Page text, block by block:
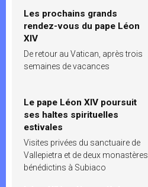
Les prochains grands
rendez-vous du pape Léon
XIV
De retour au Vatican, après trois
semaines de vacances
Le pape Léon XIV poursuit
ses haltes spirituelles
estivales
Visites privées du sanctuaire de
Vallepietra et de deux monastères
bénédictins à Subiaco